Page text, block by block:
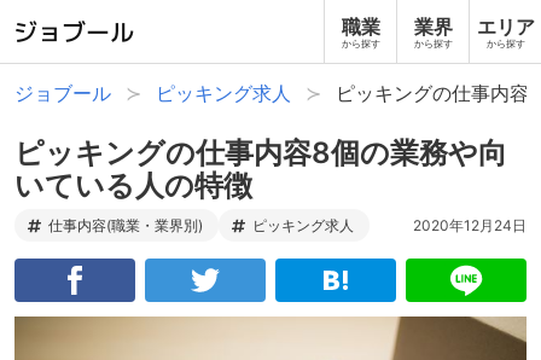
職業
から探す
業界
から探す
エリア
から探す
ジョブール ピッキング求人 ピッキングの仕事内容
ピッキングの仕事内容8個の業務や向
いている人の特徴
仕事内容(職業・業界別) ピッキング求人 2020年12月24日